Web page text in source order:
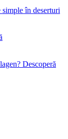
în deserturi
Descoperă